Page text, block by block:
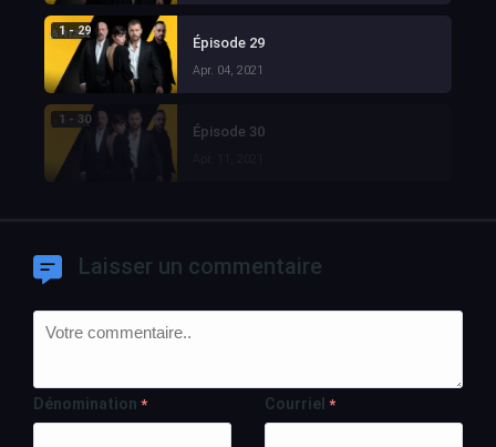
1 - 29
Épisode 29
Apr. 04, 2021
1 - 30
Épisode 30
Laisser un commentaire
Dénomination * Courriel *